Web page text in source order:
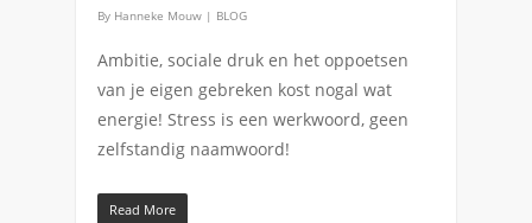
By Hanneke Mouw | BLOG
Ambitie, sociale druk en het oppoetsen
van je eigen gebreken kost nogal wat
energie! Stress is een werkwoord, geen
zelfstandig naamwoord!
Read More